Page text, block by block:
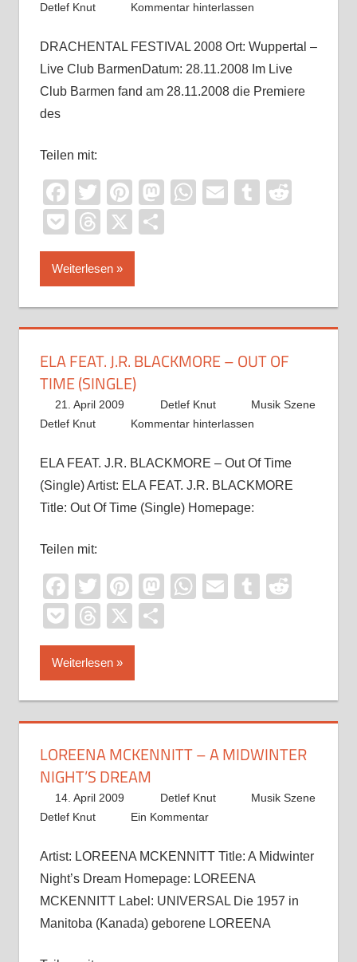
Detlef Knut
Kommentar hinterlassen
DRACHENTAL FESTIVAL 2008 Ort: Wuppertal –
Live Club BarmenDatum: 28.11.2008 Im Live
Club Barmen fand am 28.11.2008 die Premiere
des
Teilen mit:
Facebook
TwitterPinterest
Mastodon
WhatsApp
EmailTumblr
PocketThreads
X
Weiterlesen
ELA FEAT. J.R. BLACKMORE – OUT OF
TIME (SINGLE)
21. April 2009 Detlef Knut
Musik Szene
Detlef Knut
Kommentar hinterlassen
ELA FEAT. J.R. BLACKMORE – Out Of Time
(Single) Artist: ELA FEAT. J.R. BLACKMORE
Title: Out Of Time (Single) Homepage:
Teilen mit:
Facebook
TwitterPinterest
Mastodon
WhatsApp
EmailTumblr
PocketThreads
X
Weiterlesen
LOREENA MCKENNITT – A MIDWINTER
NIGHT’S DREAM
14. April 2009 Detlef Knut
Musik Szene
Detlef Knut
Ein Kommentar
Artist: LOREENA MCKENNITT Title: A Midwinter
Night’s Dream Homepage: LOREENA
MCKENNITT Label: UNIVERSAL Die 1957 in
Manitoba (Kanada) geborene LOREENA